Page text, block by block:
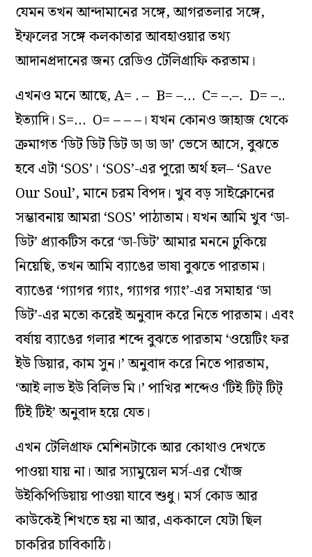
যেমন তখন আন্দামানের সঙ্গে, আগরতলার সঙ্গে,
ইম্ফলের সঙ্গে কলকাতার আবহাওয়ার তথ‌্য
আদানপ্রদানের জন‌্য রেডিও টেলিগ্রাফি করতাম।
এখনও মনে আছে, A= . – B= –… C= –.–. D= –..
ইত‌্যাদি। S=… O= – – –। যখন কোনও জাহাজ থেকে
ক্রমাগত ‘ডিট ডিট ডিট ডা ডা ডা’ ভেসে আসে, বুঝতে
হবে এটা ‘SOS’। ‘SOS’-এর পুরো অর্থ হল– ‘Save
Our Soul’, মানে চরম বিপদ। খুব বড় সাইক্লোনের
সম্ভাবনায় আমরা ‘SOS’ পাঠাতাম। যখন আমি খুব ‘ডা-
ডিট’ প্র্যাকটিস করে ‘ডা-ডিট’ আমার মননে ঢুকিয়ে
নিয়েছি, তখন আমি ব‌্যাঙের ভাষা বুঝতে পারতাম।
ব‌্যাঙের ‘গ্যাগর গ‌্যাং, গ‌্যাগর গ‌্যাং’-এর সমাহার ‘ডা
ডিট’-এর মতো করেই অনুবাদ করে নিতে পারতাম। এবং
বর্ষায় ব‌্যাঙের গলার শব্দে বুঝতে পারতাম ‘ওয়েটিং ফর
ইউ ডিয়ার, কাম সুন।’ অনুবাদ করে নিতে পারতাম,
‘আই লাভ ইউ বিলিভ মি।’ পাখির শব্দেও ‘টিই টিট্‌ টিট্‌
টিই টিই’ অনুবাদ হয়ে যেত।
এখন টেলিগ্রাফ মেশিনটাকে আর কোথাও দেখতে
পাওয়া যায় না। আর স‌্যামুয়েল মর্স-এর খোঁজ
উইকিপিডিয়ায় পাওয়া যাবে শুধু। মর্স কোড আর
কাউকেই শিখতে হয় না আর, এককালে যেটা ছিল
চাকরির চাবিকাঠি।